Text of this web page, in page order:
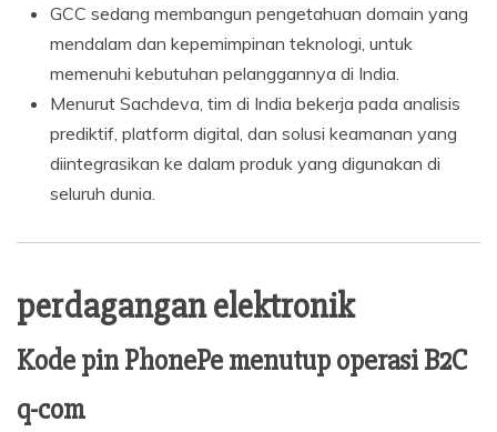
GCC sedang membangun pengetahuan domain yang
mendalam dan kepemimpinan teknologi, untuk
memenuhi kebutuhan pelanggannya di India.
Menurut Sachdeva, tim di India bekerja pada analisis
prediktif, platform digital, dan solusi keamanan yang
diintegrasikan ke dalam produk yang digunakan di
seluruh dunia.
perdagangan elektronik
Kode pin PhonePe menutup operasi B2C
q-com